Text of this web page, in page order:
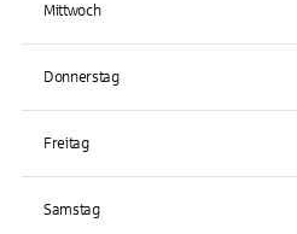
Mittwoch
Donnerstag
Freitag
Samstag